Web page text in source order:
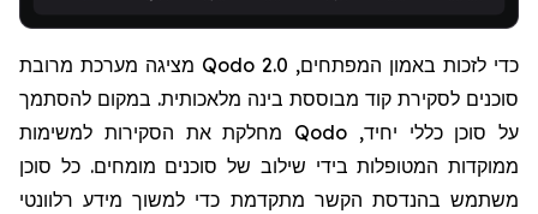
כדי לזכות באמון המפתחים, Qodo 2.0 מציגה מערכת מרובת
סוכנים לסקירת קוד מבוססת בינה מלאכותית. במקום להסתמך
על סוכן כללי יחיד, Qodo מחלקת את הסקירות למשימות
ממוקדות המטופלות בידי שילוב של סוכנים מומחים. כל סוכן
משתמש בהנדסת הקשר מתקדמת כדי למשוך מידע רלוונטי